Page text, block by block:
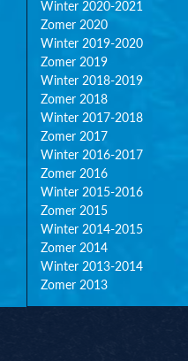
Winter 2020-2021
Zomer 2020
Winter 2019-2020
Zomer 2019
Winter 2018-2019
Zomer 2018
Winter 2017-2018
Zomer 2017
Winter 2016-2017
Zomer 2016
Winter 2015-2016
Zomer 2015
Winter 2014-2015
Zomer 2014
Winter 2013-2014
Zomer 2013